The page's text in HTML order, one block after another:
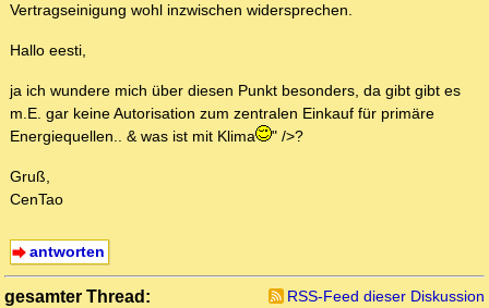
Vertragseinigung wohl inzwischen widersprechen.
Hallo eesti,
ja ich wundere mich über diesen Punkt besonders, da gibt gibt es
m.E. gar keine Autorisation zum zentralen Einkauf für primäre
Energiequellen.. & was ist mit Klima
" />?
Gruß,
CenTao
antworten
gesamter Thread:
RSS-Feed dieser Diskussion